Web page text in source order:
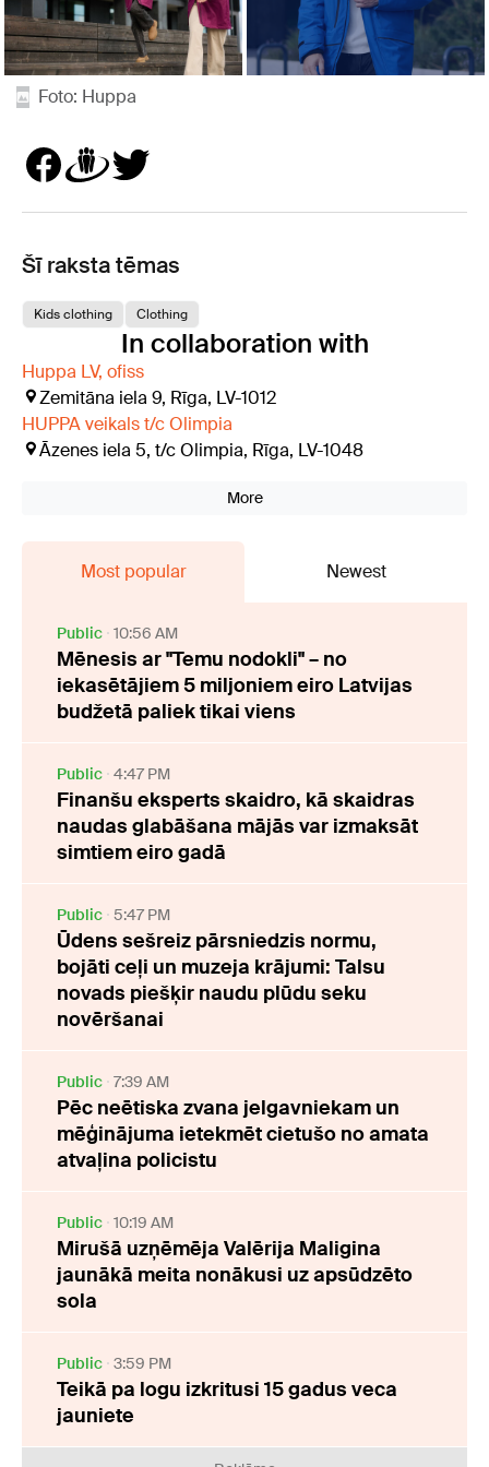
Foto: Huppa
Šī raksta tēmas
Kids clothing Clothing
In collaboration with
Huppa LV, ofiss
Zemitāna iela 9, Rīga, LV-1012
HUPPA veikals t/c Olimpia
Āzenes iela 5, t/c Olimpia, Rīga, LV-1048
More
Most popular Newest
Public 10:56 AM
Mēnesis ar "Temu nodokli" – no
iekasētājiem 5 miljoniem eiro Latvijas
budžetā paliek tikai viens
Public 4:47 PM
Finanšu eksperts skaidro, kā skaidras
naudas glabāšana mājās var izmaksāt
simtiem eiro gadā
Public 5:47 PM
Ūdens sešreiz pārsniedzis normu,
bojāti ceļi un muzeja krājumi: Talsu
novads piešķir naudu plūdu seku
novēršanai
Public 7:39 AM
Pēc neētiska zvana jelgavniekam un
mēģinājuma ietekmēt cietušo no amata
atvaļina policistu
Public 10:19 AM
Mirušā uzņēmēja Valērija Maligina
jaunākā meita nonākusi uz apsūdzēto
sola
Public 3:59 PM
Teikā pa logu izkritusi 15 gadus veca
jauniete